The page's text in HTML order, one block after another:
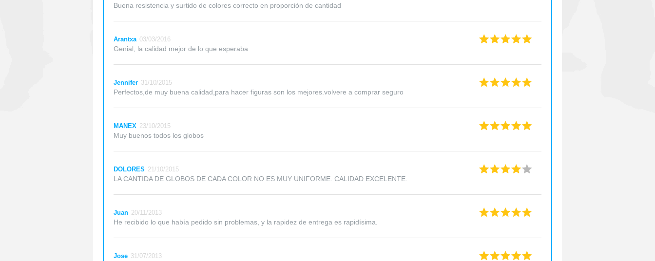
Buena resistencia y surtido de colores correcto en proporción de cantidad
Arantxa 03/03/2016
Genial, la calidad mejor de lo que esperaba
Jennifer 31/10/2015
Perfectos,de muy buena calidad,para hacer figuras son los mejores.volvere a comprar seguro
MANEX 23/10/2015
Muy buenos todos los globos
DOLORES 21/10/2015
LA CANTIDA DE GLOBOS DE CADA COLOR NO ES MUY UNIFORME. CALIDAD EXCELENTE.
Juan 20/11/2013
He recibido lo que había pedido sin problemas, y la rapidez de entrega es rapidísima.
Jose 31/07/2013